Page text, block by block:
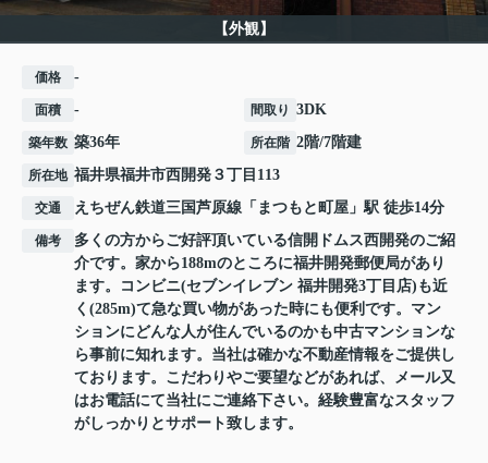
【外観】
価格 -
面積 - 間取り 3DK
築年数 築36年 所在階 2階/7階建
所在地 福井県福井市西開発 ３丁目113
交通 えちぜん鉄道三国芦原線 「 まつもと町屋 」駅 徒歩14分
備考
多くの方からご好評頂いている信開ドムス西開発のご紹
介です。家から188mのところに福井開発郵便局があり
ます。コンビニ(セブンイレブン 福井開発3丁目店)も近
く(285m)て急な買い物があった時にも便利です。マン
ションにどんな人が住んでいるのかも中古マンションな
ら事前に知れます。当社は確かな不動産情報をご提供し
ております。こだわりやご要望などがあれば、メール又
はお電話にて当社にご連絡下さい。経験豊富なスタッフ
がしっかりとサポート致します。